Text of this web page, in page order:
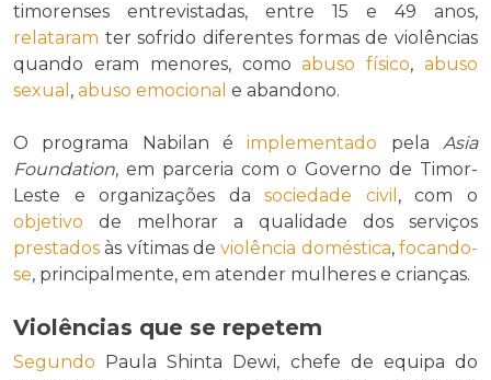
timorenses entrevistadas, entre 15 e 49 anos,
relataram ter sofrido diferentes formas de violências
quando eram menores, comoabuso físico,abuso
sexual , abuso emocional e abandono.
O programa Nabilan éimplementado pelaAsia
Foundation, em parceria com o Governo de Timor-
Leste e organizações dasociedade civil , com o
objetivo de melhorar a qualidade dos serviços
prestados às vítimas deviolência doméstica,focando-
se, principalmente, em atender mulheres e crianças.
Violências que se repetem
Segundo Paula Shinta Dewi, chefe de equipa do